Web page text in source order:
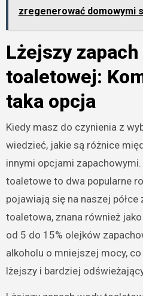
zregenerować domowymi
Lżejszy
toaletowej:
taka opcja
Kiedy masz do czynienia z
wiedzieć, jakie są różnice
innymi opcjami
toaletowe to dwa popularne
pojawiają się na naszej
toaletowa, znana również
od 5 do 15% olejków
alkoholu o mniejszej mocy,
lżejszy i bardziej